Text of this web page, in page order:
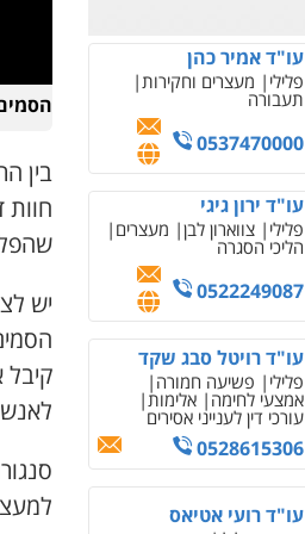
עו"ד אמיר כהן
פלילי מעצרים וחקירות
תעבורה
0537470000
עו"ד ירון גיגי
פלילי צווארון לבן מעצרים
הליכי הסגרה
0522249087
עו"ד רויטל סבג שקד
פלילי פשיעה חמורה
אמצעי לחימה אלימות
עורכי דין לענייני אסירים
0528615306
עו"ד רועי אטיאס
בין
יש